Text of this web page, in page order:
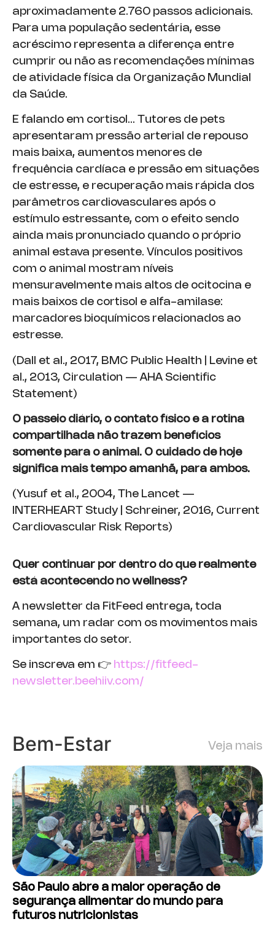
aproximadamente 2.760 passos adicionais.
Para uma população sedentária, esse
acréscimo representa a diferença entre
cumprir ou não as recomendações mínimas
de atividade física da Organização Mundial
da Saúde.
E falando em cortisol… Tutores de pets
apresentaram pressão arterial de repouso
mais baixa, aumentos menores de
frequência cardíaca e pressão em situações
de estresse, e recuperação mais rápida dos
parâmetros cardiovasculares após o
estímulo estressante, com o efeito sendo
ainda mais pronunciado quando o próprio
animal estava presente. Vínculos positivos
com o animal mostram níveis
mensuravelmente mais altos de ocitocina e
mais baixos de cortisol e alfa-amilase:
marcadores bioquímicos relacionados ao
estresse.
(Dall et al., 2017, BMC Public Health | Levine et
al., 2013, Circulation — AHA Scientific
Statement)
O passeio diário, o contato físico e a rotina
compartilhada não trazem benefícios
somente para o animal. O cuidado de hoje
significa mais tempo amanhã, para ambos.
(Yusuf et al., 2004, The Lancet —
INTERHEART Study | Schreiner, 2016, Current
Cardiovascular Risk Reports)
Quer continuar por dentro do que realmente
está acontecendo no wellness?
A newsletter da FitFeed entrega, toda
semana, um radar com os movimentos mais
importantes do setor.
Se inscreva em 👉 https://fitfeed-
newsletter.beehiiv.com/
Bem-Estar Veja mais
São Paulo abre a maior operação de
segurança alimentar do mundo para
futuros nutricionistas